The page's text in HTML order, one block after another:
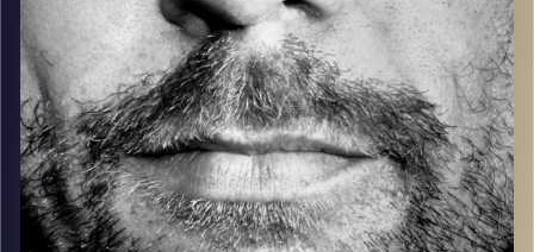
קרדיט תמונות: David Goehring